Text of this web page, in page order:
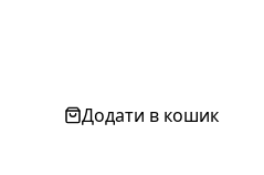
Додати в кошик